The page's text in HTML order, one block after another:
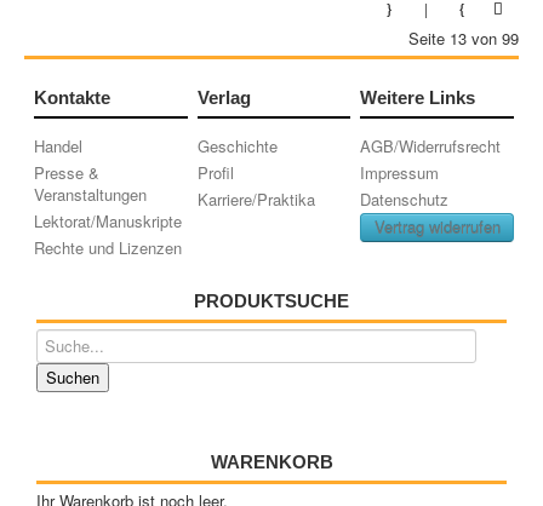
Seite 13 von 99
Kontakte
Handel
Presse &
Veranstaltungen
Lektorat/Manuskripte
Rechte und Lizenzen
Verlag
Geschichte
Profil
Karriere/Praktika
Weitere Links
AGB/Widerrufsrecht
Impressum
Datenschutz
Vertrag widerrufen
PRODUKTSUCHE
WARENKORB
Ihr Warenkorb ist noch leer.